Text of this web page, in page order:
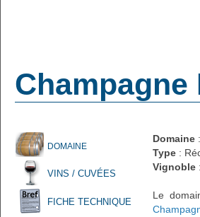
DOMAINE
VINS / CUVÉES
FICHE TECHNIQUE
Domaine
Type :
Vignoble
Le